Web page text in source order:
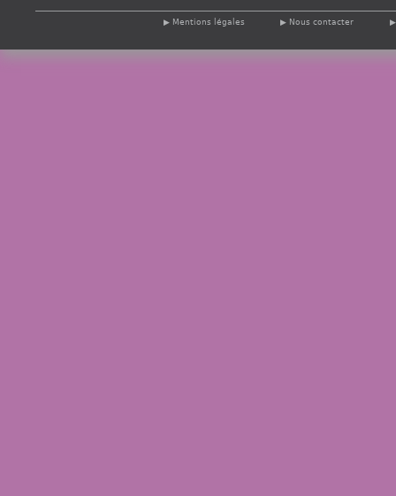
Mentions légales Nous contacter